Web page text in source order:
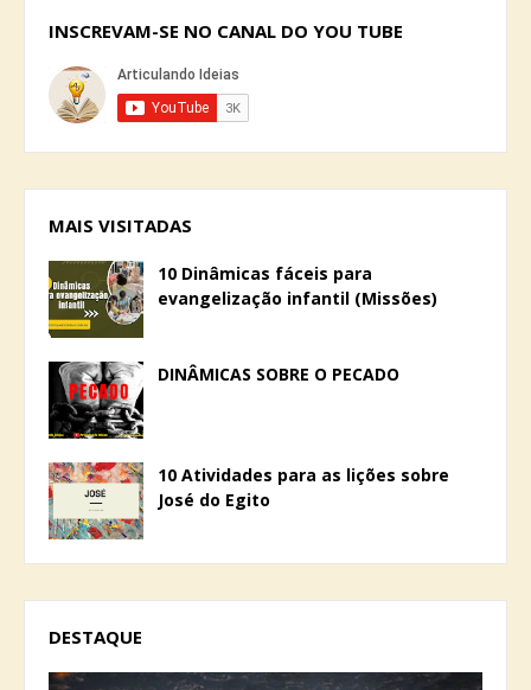
INSCREVAM-SE NO CANAL DO YOU TUBE
MAIS VISITADAS
10 Dinâmicas fáceis para
evangelização infantil (Missões)
DINÂMICAS SOBRE O PECADO
10 Atividades para as lições sobre
José do Egito
DESTAQUE